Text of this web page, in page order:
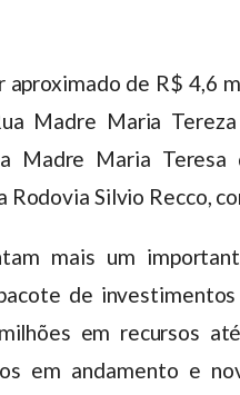
aproximado de R$ 4,6
Madre Maria
Madre Maria
Rodovia Silvio Recco,
mais um
de
em recursos
em andamento e